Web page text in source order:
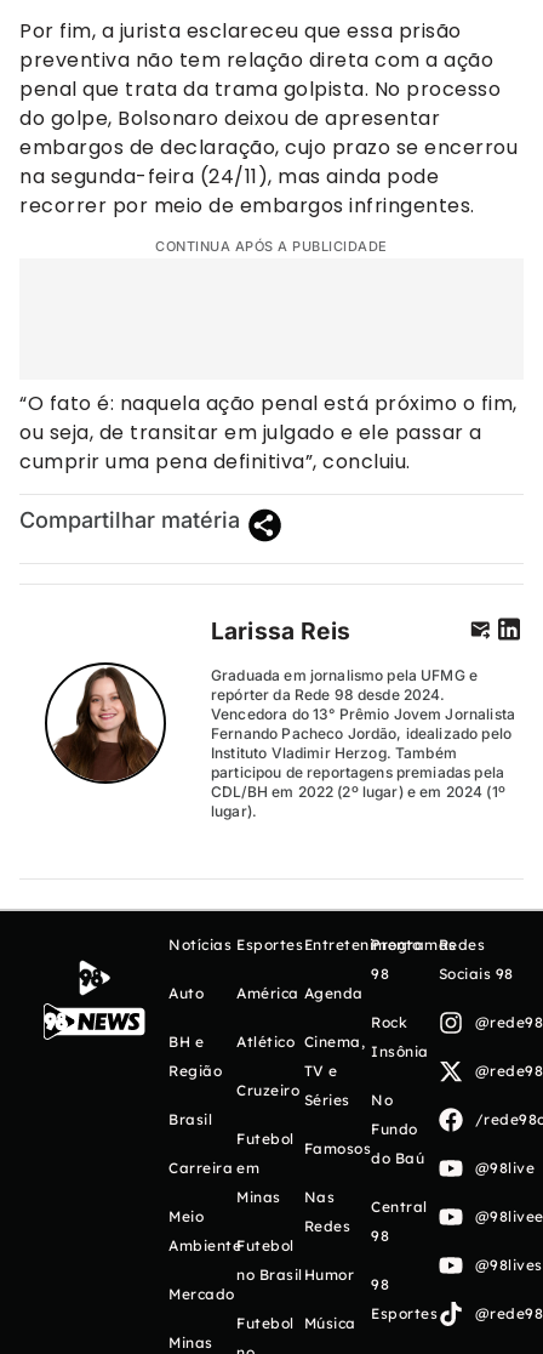
Por fim, a jurista esclareceu que essa prisão
preventiva não tem relação direta com a ação
penal que trata da trama golpista. No processo
do golpe, Bolsonaro deixou de apresentar
embargos de declaração, cujo prazo se encerrou
na segunda-feira (24/11), mas ainda pode
recorrer por meio de embargos infringentes.
CONTINUA APÓS A PUBLICIDADE
“O fato é: naquela ação penal está próximo o fim,
ou seja, de transitar em julgado e ele passar a
cumprir uma pena definitiva”, concluiu.
Compartilhar matéria
Larissa Reis
Graduada em jornalismo pela UFMG e
repórter da Rede 98 desde 2024.
Vencedora do 13° Prêmio Jovem Jornalista
Fernando Pacheco Jordão, idealizado pelo
Instituto Vladimir Herzog. Também
participou de reportagens premiadas pela
CDL/BH em 2022 (2º lugar) e em 2024 (1º
lugar).
Notícias
Auto
BH e
Região
Brasil
Carreira
Meio
Ambiente
Mercado
Minas
Esportes
América
Atlético
Cruzeiro
Futebol
em
Minas
Futebol
no Brasil
Futebol
Entretenimento
Agenda
Cinema,
TV e
Séries
Famosos
Nas
Redes
Humor
Música
Programas
98
Rock
Insônia
No
Fundo
do Baú
Central
98
98
Esportes
Redes
Sociais 98
/
@98live